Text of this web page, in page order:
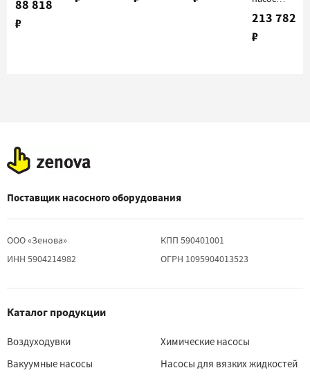
DR-PLH-
10-A4 с
88 818
₽
Cheonsu
DR-FLH-
12-U4B с
213 782
₽
Поставщик насосного оборудования
ООО «Зенова»
ИНН 5904214982
КПП 590401001
ОГРН 1095904013523
Каталог продукции
Воздуходувки
Вакуумные насосы
Химические насосы
Насосы для вязких жидкостей